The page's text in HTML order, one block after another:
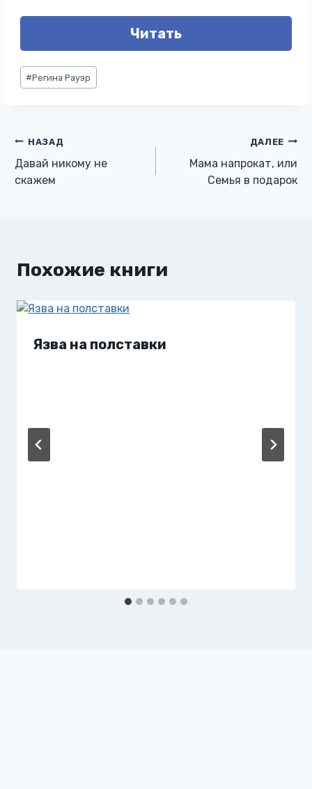
Читать
Метки
записи:
#Регина Рауэр
Навигация
по
НАЗАД
Давай никому не
скажем
ДАЛЕЕ
Мама напрокат, или
Семья в подарок
Похожие книги
Язва на полставки